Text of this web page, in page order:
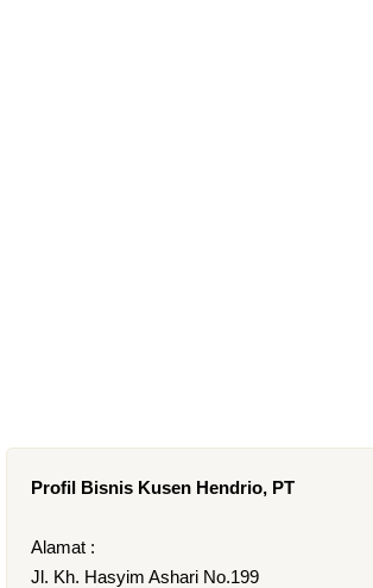
Profil Bisnis Kusen Hendrio, PT
Alamat :
Jl. Kh. Hasyim Ashari No.199